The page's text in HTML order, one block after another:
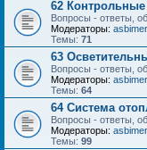
62
Вопросы - ответы,
Модераторы: asbimer
Темы: 71
63
Вопросы - ответы,
Модераторы: asbimer
Темы: 64
64 Система
Вопросы - ответы,
Модераторы: asbimer
Темы: 99